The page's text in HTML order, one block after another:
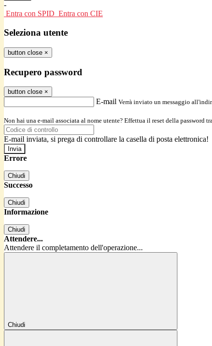
-
Entra con SPID Entra con CIE
Seleziona utente
button close ×
Recupero password
button close ×
E-mail Verrà inviato un messaggio
Non hai una e-mail associata al nome utente? Effettua il reset della password
E-mail inviata, si prega di controllare la casella di posta elettronica!
Errore
Chiudi
Successo
Chiudi
Informazione
Chiudi
Attendere...
Attendere il completamento dell'operazione...
Chiudi